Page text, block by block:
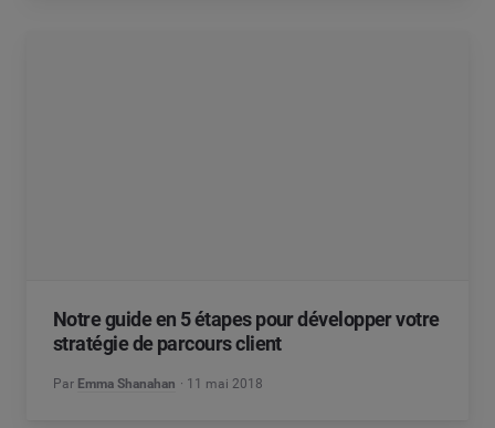
Notre guide en 5 étapes pour développer votre
stratégie de parcours client
Par Emma Shanahan 11 mai 2018